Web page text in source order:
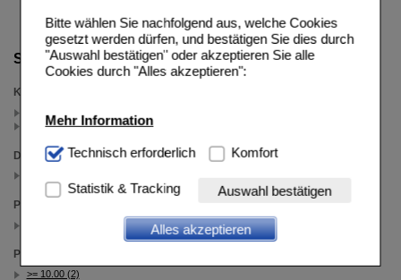
Bitte wählen Sie nachfolgend aus, welche Cookies
gesetzt werden dürfen, und bestätigen Sie dies durch
"Auswahl bestätigen" oder akzeptieren Sie alle
Cookies durch "Alles akzeptieren":
Mehr Information
Technisch Notwendig:Hierbei handelt es sich um
Website notwendig sind (z.B. Navigation, Warenkorb,
Kundenkonto), weshalb auf diese nicht verzichtet
werden kann.
Einkaufserlebnis noch ansprechender zu gestalten,
Technisch erforderlich Komfort
Statistik & Tracking Auswahl bestätigen
Alles akzeptieren
Suche verfeinern
Kategorien
Halsschmerz-Sprays (1)
Darreichungsform
Packungsgröße
Preis
>= 10.00 (2)